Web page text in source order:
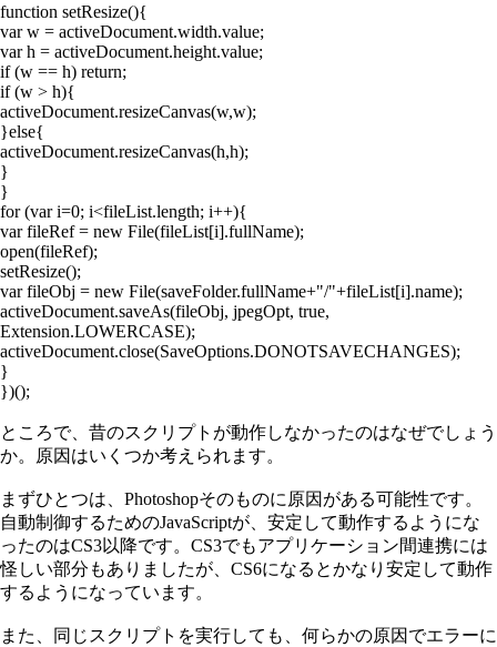
function setResize(){
var w = activeDocument.width.value;
var h = activeDocument.height.value;
if (w == h) return;
if (w > h){
activeDocument.resizeCanvas(w,w);
}else{
activeDocument.resizeCanvas(h,h);
}
}
for (var i=0; i<fileList.length; i++){
var fileRef = new File(fileList[i].fullName);
open(fileRef);
setResize();
var fileObj = new File(saveFolder.fullName+"/"+fileList[i].name);
activeDocument.saveAs(fileObj, jpegOpt, true,
Extension.LOWERCASE);
activeDocument.close(SaveOptions.DONOTSAVECHANGES);
}
})();
ところで、昔のスクリプトが動作しなかったのはなぜでしょう
か。原因はいくつか考えられます。
まずひとつは、Photoshopそのものに原因がある可能性です。
自動制御するためのJavaScriptが、安定して動作するようにな
ったのはCS3以降です。CS3でもアプリケーション間連携には
怪しい部分もありましたが、CS6になるとかなり安定して動作
するようになっています。
また、同じスクリプトを実行しても、何らかの原因でエラーに